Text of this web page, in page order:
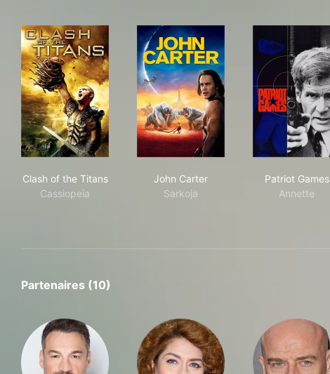
Clash of the Titans
Cassiopeia
John Carter
Sarkoja
Patriot Games
Annette
Partenaires (10)